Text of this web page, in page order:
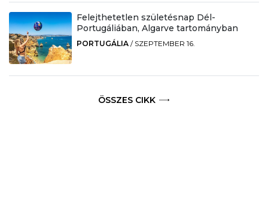
Felejthetetlen születésnap Dél-
Portugáliában, Algarve tartományban
PORTUGÁLIA / SZEPTEMBER 16.
ÖSSZES CIKK